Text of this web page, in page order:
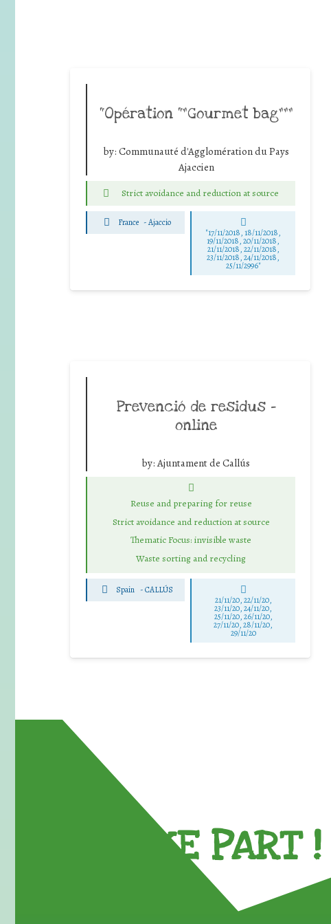
“Opération “”Gourmet bag”””
by: Communauté d'Agglomération du Pays
Ajaccien
Strict avoidance and reduction at source
France -Ajaccio
"17/11/2018, 18/11/2018,
19/11/2018, 20/11/2018,
21/11/2018, 22/11/2018,
23/11/2018, 24/11/2018,
25/11/2996"
Prevenció de residus –
online
by:Ajuntament de Callús
Reuse and preparing for reuse
Strict avoidance and reduction at source
Thematic Focus: invisible waste
Waste sorting and recycling
Spain -CALLÚS
21/11/20, 22/11/20,
23/11/20, 24/11/20,
25/11/20, 26/11/20,
27/11/20, 28/11/20,
29/11/20
TAKE PART !